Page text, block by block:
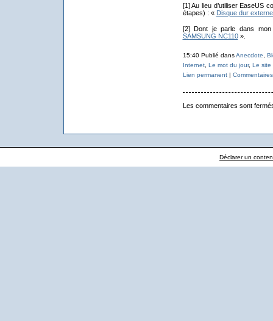
[1] Au lieu d’utiliser EaseUS
étapes) : « Disque dur
[2] Dont je parle dans
SAMSUNG NC110».
15:40 Publié dansAnecdote
Internet, Le mot du jour, Le site
Lien permanent|
Les commentaires sont
Déclarer un